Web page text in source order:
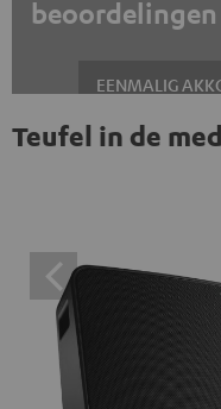
EENMALIG
Altijd externe inhoud
inhoud te klikken,
inhoud te zien krijgt.
gegevens kunnen
van derden. Meer
privacybeleid.
Teufel in de